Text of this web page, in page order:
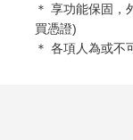
＊ 享功能保固，
買憑證)
＊ 各項人為或不